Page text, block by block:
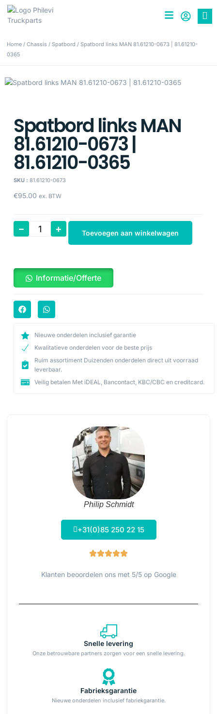
Home / Chassis / Spatbord / Spatbord links MAN 81.61210-0673 | 81.61210-
0365
Spatbord links MAN
81.61210-0673 |
81.61210-0365
SKU : 81.61210-0673
€95.00 ex. BTW
– + Toevoegen aan winkelwagen
Informatie/Offerte
Nieuwe onderdelen inclusief garantie
Kwalitatieve onderdelen voor de beste prijs
Ruim assortiment Duizenden onderdelen direct uit voorraad
leverbaar.
Veilig betalen Met iDEAL, Bancontact, KBC/CBC en creditcard.
Philip Schmidt
+31(0)85 250 22 15
Klanten beoordelen ons met 5/5 op Google
Snelle levering
Onze betrouwbare partners zorgen voor een snelle levering.
Fabrieksgarantie
Nieuwe onderdelen inclusief fabriekgarantie.